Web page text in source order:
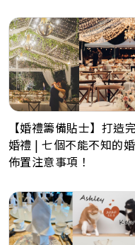
【婚禮籌備貼士】打造
婚禮 | 七個不能不知的
佈置注意事項！